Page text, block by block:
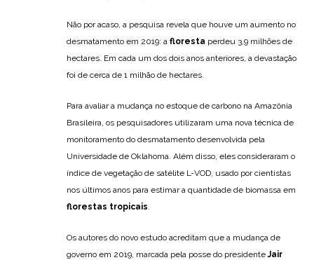
Não por acaso, a pesquisa revela que houve um aumento no
desmatamento em 2019: a floresta perdeu 3,9 milhões de
hectares. Em cada um dos dois anos anteriores, a devastação
foi de cerca de 1 milhão de hectares.
Para avaliar a mudança no estoque de carbono na Amazônia
Brasileira, os pesquisadores utilizaram uma nova técnica de
monitoramento do desmatamento desenvolvida pela
Universidade de Oklahoma. Além disso, eles consideraram o
índice de vegetação de satélite L-VOD, usado por cientistas
nos últimos anos para estimar a quantidade de biomassa em
florestas tropicais
Os autores do novo estudo acreditam que a mudança de
governo em 2019, marcada pela posse do presidenteJair